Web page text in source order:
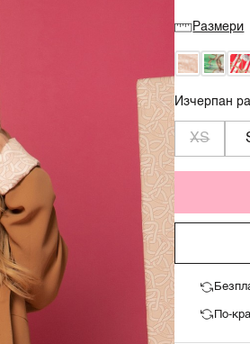
Размери
Изчерпан
XS
По-